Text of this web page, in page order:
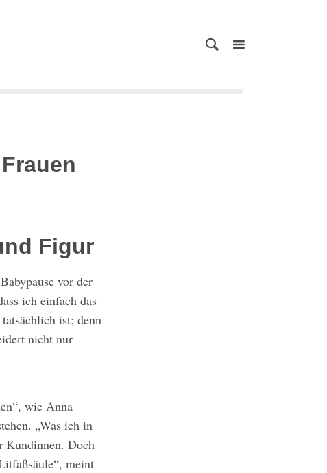
Figur
vor der
ich einfach das
ist; denn
nicht nur
wie Anna
„Was ich in
Kundinnen. Doch
meint